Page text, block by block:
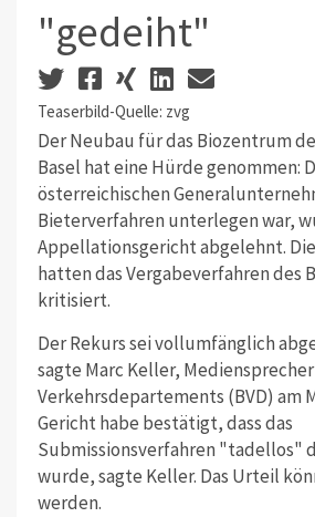
"gedeiht"
Teaserbild-Quelle: zvg
Der Neubau für das Biozentrum
Basel hat eine Hürde genommen:
österreichischen
Bieterverfahren unterlegen war,
Appellationsgericht abgelehnt.
hatten das Vergabeverfahren des
kritisiert.
Der Rekurs sei vollumfänglich
sagte Marc Keller,
Verkehrsdepartements (BVD) am
Gericht habe bestätigt, dass das
Submissionsverfahren "tadellos"
wurde, sagte Keller. Das Urteil
werden.